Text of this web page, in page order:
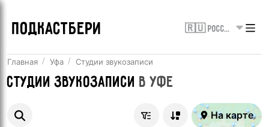
ПОДКАСТБЕРИ 🇷🇺 Россия
Главная Уфа Студии звукозаписи
Студии звукозаписи вУфе
На карте